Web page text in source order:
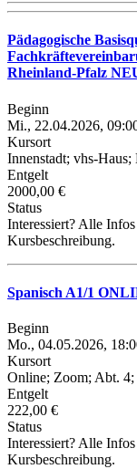
Pädagogische
Rheinland-Pfalz
Beginn
Mi., 22.04.2026,
Kursort
Innenstadt; vhs-Haus;
Entgelt
2000,00 €
Status
Interessiert? Alle
Kursbeschreibung.
Spanisch A1/1
Beginn
Mo., 04.05.2026,
Kursort
Online; Zoom; Abt. 4;
Entgelt
222,00 €
Status
Interessiert? Alle
Kursbeschreibung.